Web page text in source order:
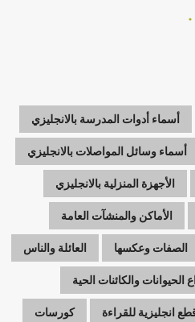
أسماء أدوات المدرسة بالانجليزي
أسماء وسائل المواصلات بالانجليزي
الأجهزة المنزلية بالانجليزي
الأماكن والمنشآت العامة
الصفات وعكسها العائلة والناس
الحيوانات والكائنات الحية
انجليزية للقراءة كورسات